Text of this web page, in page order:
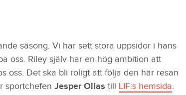
säsong. Vi har sett stora uppsidor i hans
oss. Riley själv har en hög ambition att
oss. Det ska bli roligt att följa den här resan
sportchefen Jesper Ollas till LIF:s hemsida.